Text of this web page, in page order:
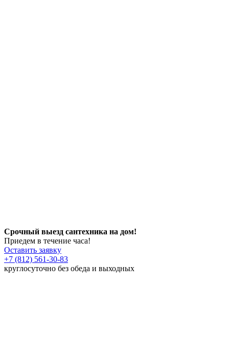
Срочный выезд сантехника на дом!
Приедем в течение часа!
Оставить заявку
+7 (812) 561-30-83
круглосуточно без обеда и выходных